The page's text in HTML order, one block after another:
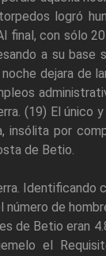
logró
final, con sólo
a su base
dejara de
(19) El único
insólita por
de Betio.
Identificando
de
de Betio eran
el